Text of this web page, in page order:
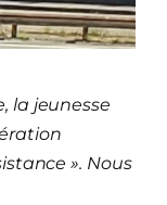
la jeunesse
». Nous